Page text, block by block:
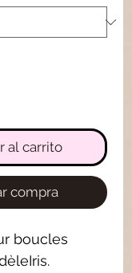
oferta
al carrito
compra
boucles